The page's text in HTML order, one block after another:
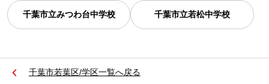
千葉市立みつわ台中学校 千葉市立若松中学校
千葉市若葉区/学区一覧へ戻る